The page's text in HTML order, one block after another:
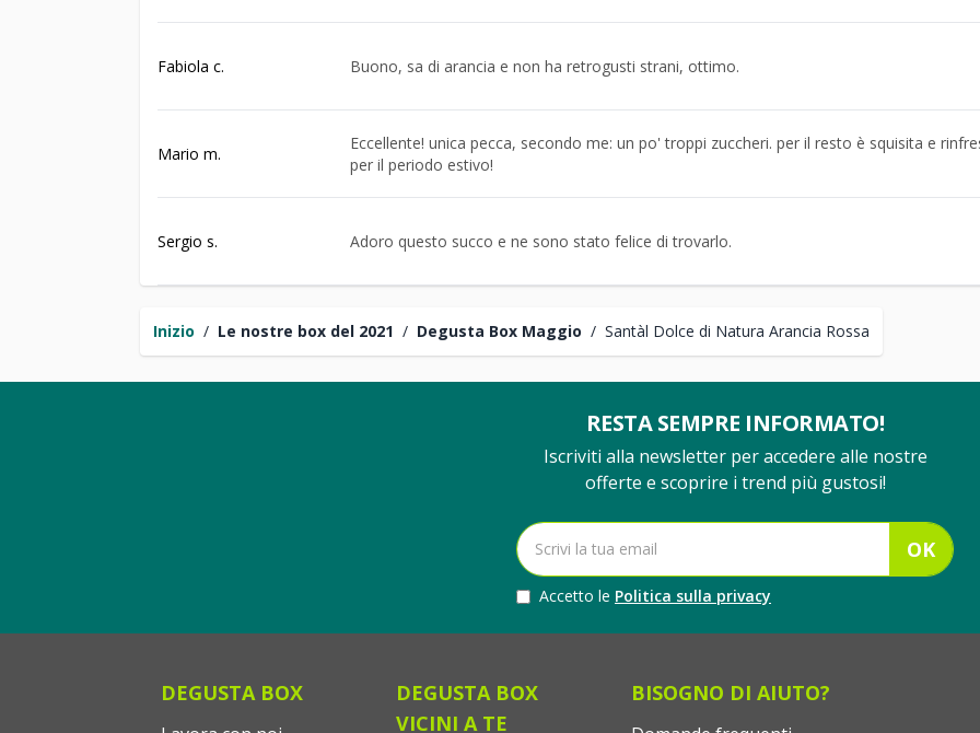
Inizio / Le nostre box del 2021 / Degusta Box Maggio / Santàl Dolce di Natura Arancia Rossa
Fabiola c. Buono, sa di arancia e non ha retrogusti strani, ottimo.
Mario m.
Eccellente! unica pecca, secondo me: un po' troppi zuccheri. per il resto è squisita e
per il periodo estivo!
Sergio s. Adoro questo succo e ne sono stato felice di trovarlo.
RESTA SEMPRE INFORMATO!
Iscriviti alla newsletter per accedere alle nostre
offerte e scoprire i trend più gustosi!
OK
Accetto le Politica sulla privacy
DEGUSTA BOX
DEGUSTA BOX
VICINI A TE
BISOGNO DI AIUTO?